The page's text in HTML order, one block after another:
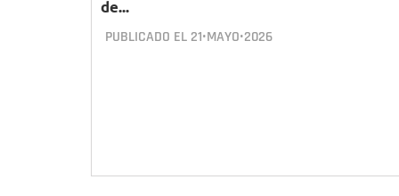
de...
PUBLICADO EL 21•MAYO•2026